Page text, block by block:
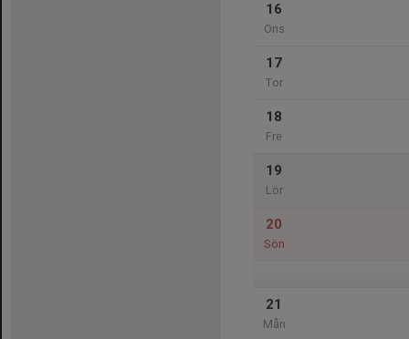
16
Ons
17
Tor
18
Fre
19
Lör
20
Sön
21
Mån